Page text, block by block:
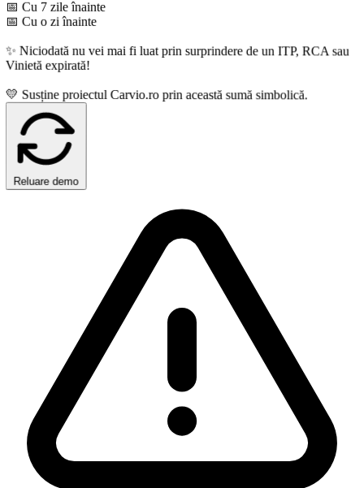
Cu o zi înainte
Niciodată nu vei mai fi luat prin surprindere de un ITP, RCA sau
expirată!
Susține proiectul Carvio.ro prin această sumă simbolică.